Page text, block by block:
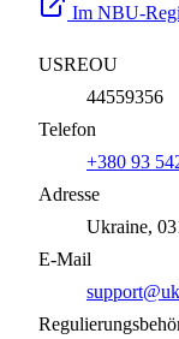
Im NBU-
USREOU
44559356
Telefon
+380 93
Adresse
Ukraine,
E-Mail